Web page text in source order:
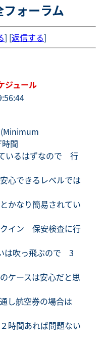
ォーラム
] [返信する]
ジュール
間
いるはずなので 行
心できるレベルでは
かなり簡易されてい
イン 保安検査に行
は吹っ飛ぶので 3
ケースは安心だと思
し航空券の場合は
時間あれば問題ない